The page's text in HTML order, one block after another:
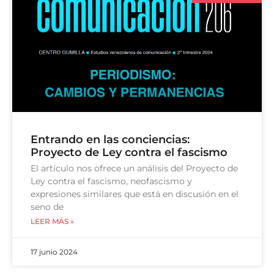
Entrando en las conciencias:
Proyecto de Ley contra el fascismo
El artículo nos ofrece un análisis del Proyecto de
Ley contra el fascismo, neofascismo y
expresiones similares que está en discusión en el
seno de
LEER MÁS »
17 junio 2024